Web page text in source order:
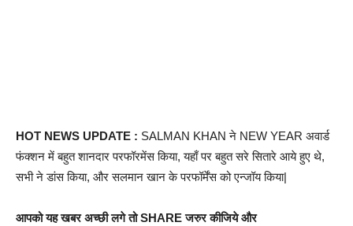
HOT NEWS UPDATE : SALMAN KHAN ने NEW YEAR अवार्ड
फंक्शन में बहुत शानदार परफॉरमेंस किया, यहाँ पर बहुत सरे सितारे आये हुए थे,
सभी ने डांस किया, और सलमान खान के परफॉर्मेंस को एन्जॉय किया|
आपको यह खबर अच्छी लगे तो SHARE जरुर कीजिये और